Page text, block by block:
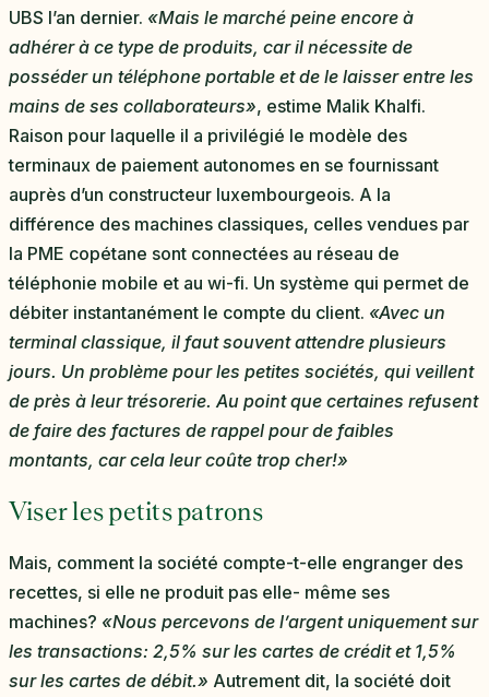
UBS l’an dernier. «Mais le marché peine encore à
adhérer à ce type de produits, car il nécessite de
posséder un téléphone portable et de le laisser entre les
mains de ses collaborateurs», estime Malik Khalfi.
Raison pour laquelle il a privilégié le modèle des
terminaux de paiement autonomes en se fournissant
auprès d’un constructeur luxembourgeois. A la
différence des machines classiques, celles vendues par
la PME copétane sont connectées au réseau de
téléphonie mobile et au wi-fi. Un système qui permet de
débiter instantanément le compte du client. «Avec un
terminal classique, il faut souvent attendre plusieurs
jours. Un problème pour les petites sociétés, qui veillent
de près à leur trésorerie. Au point que certaines refusent
de faire des factures de rappel pour de faibles
montants, car cela leur coûte trop cher!»
Viser les petits patrons
Mais, comment la société compte-t-elle engranger des
recettes, si elle ne produit pas elle- même ses
machines? «Nous percevons de l’argent uniquement sur
les transactions: 2,5% sur les cartes de crédit et 1,5%
sur les cartes de débit.» Autrement dit, la société doit